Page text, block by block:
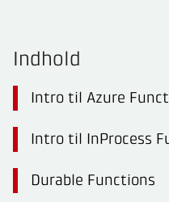
Indhold
Intro til Azure
Intro til InProcess
Durable Functions